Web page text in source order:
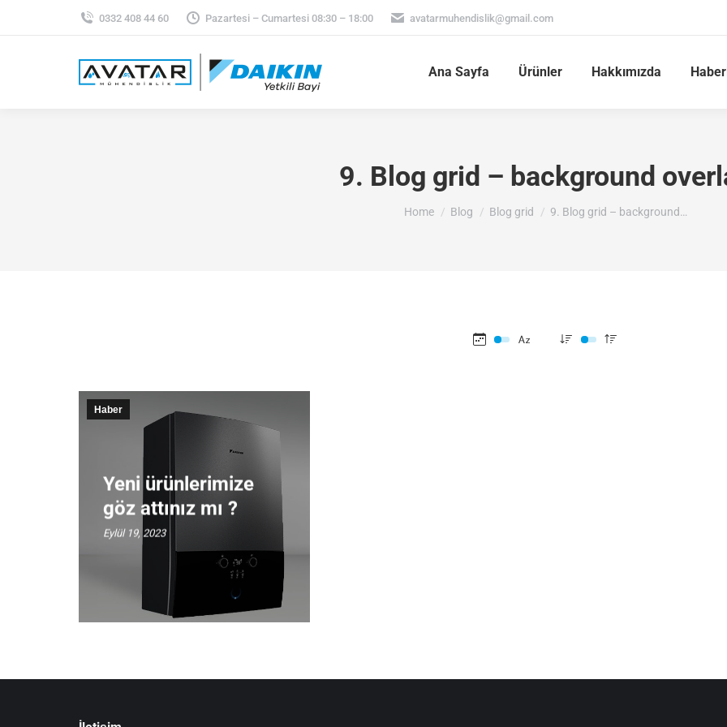
0332 408 44 60 Pazartesi – Cumartesi 08:30 – 18:00 avatarmuhendislik@gmail.com
Ana Sayfa Ürünler Hakkımızda
9. Blog grid – background
You are here:
Home Blog Blog grid 9. Blog grid – background…
Haber
Yeni ürünlerimize
göz attınız mı ?
Eylül 19, 2023